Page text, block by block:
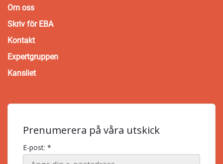
Om oss
Skriv för EBA
Kontakt
Expertgruppen
Kansliet
Prenumerera på våra utskick
E-post: *